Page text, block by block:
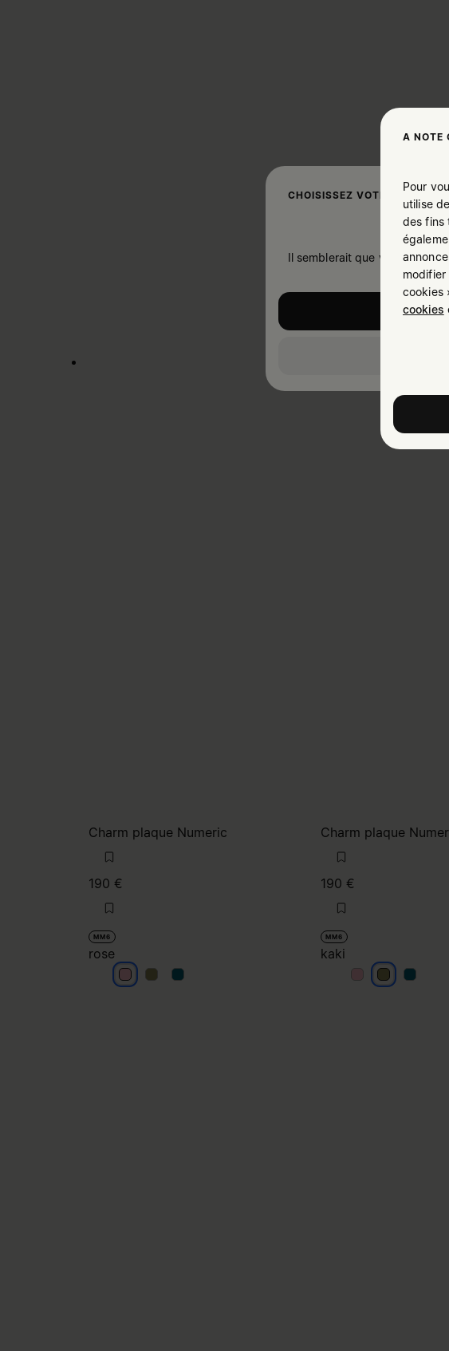
Charm plaque Numeric
190 €
MM6
rose
rose rose rose
Charm plaque
190 €
MM6
kaki
kaki kaki kaki
CHOISISSEZ VOTRE
Il semblerait que vous soyez
A NOTE
Pour
utilise
des fins
modifier
cookies
cookies